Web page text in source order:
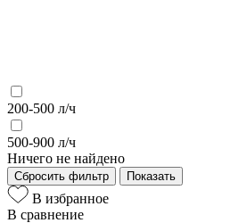
200-500 л/ч
500-900 л/ч
Ничего не найдено
Сбросить фильтр Показать
В избранное
В сравнение